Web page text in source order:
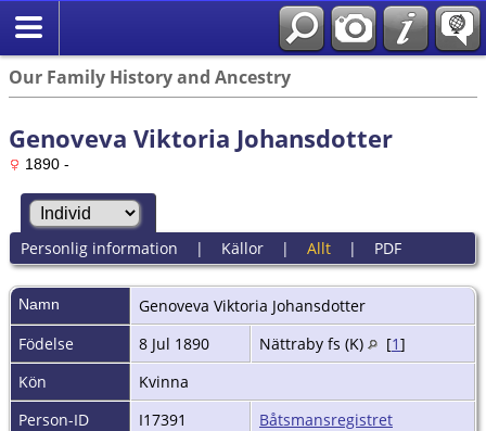
Our Family History and Ancestry
Genoveva Viktoria Johansdotter
1890 -
Personlig information | Källor| Allt| PDF
Namn Genoveva Viktoria Johansdotter
Födelse
8 Jul 1890 Nättraby fs (K) [1]
Kön
Kvinna
Person-ID
I17391
Båtsmansregistret